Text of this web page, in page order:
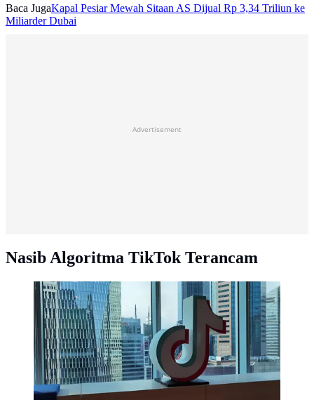
Baca JugaKapal Pesiar Mewah Sitaan AS Dijual Rp 3,34 Triliun ke
Miliarder Dubai
Advertisement
Nasib Algoritma TikTok Terancam